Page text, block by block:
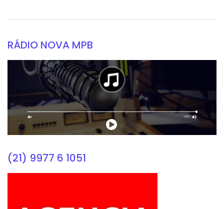
RÁDIO NOVA MPB
(21) 9977 6 1051